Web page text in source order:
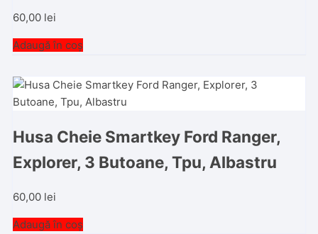
60,00 lei
Adaugă în coș
Husa Cheie Smartkey Ford Ranger,
Explorer, 3 Butoane, Tpu, Albastru
60,00 lei
Adaugă în coș